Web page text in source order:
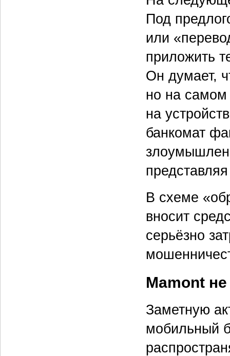
Под
или
приложить
Он думает,
но на самом
на
банкомат
В схеме
вносит
серьёзно
Mamont
Заметную
мобильный